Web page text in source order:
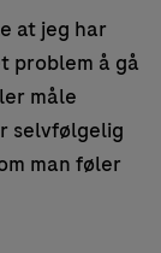
at jeg har
problem å gå
måle
selvfølgelig
man føler